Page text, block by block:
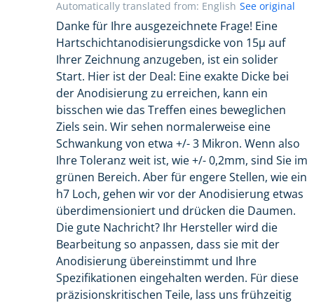
Danke für Ihre ausgezeichnete Frage! Eine
Hartschichtanodisierungsdicke von 15μ auf
Ihrer Zeichnung anzugeben, ist ein solider
Start. Hier ist der Deal: Eine exakte Dicke bei
der Anodisierung zu erreichen, kann ein
bisschen wie das Treffen eines beweglichen
Ziels sein. Wir sehen normalerweise eine
Schwankung von etwa +/- 3 Mikron. Wenn also
Ihre Toleranz weit ist, wie +/- 0,2mm, sind Sie im
grünen Bereich. Aber für engere Stellen, wie ein
h7 Loch, gehen wir vor der Anodisierung etwas
überdimensioniert und drücken die Daumen.
Die gute Nachricht? Ihr Hersteller wird die
Bearbeitung so anpassen, dass sie mit der
Anodisierung übereinstimmt und Ihre
Spezifikationen eingehalten werden. Für diese
präzisionskritischen Teile, lass uns frühzeitig
Automatically translated from: English See original